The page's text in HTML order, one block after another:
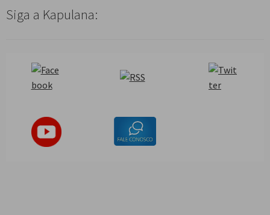
Siga a Kapulana: